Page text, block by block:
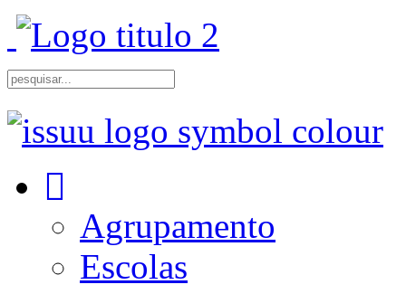
Agrupamento
Escolas